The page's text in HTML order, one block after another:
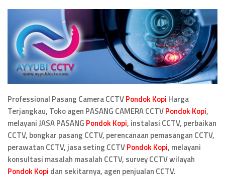
Professional Pasang Camera CCTVPondok Kopi Harga
Terjangkau, Toko agen PASANG CAMERA CCTVPondok Kopi,
melayani JASA PASANG Pondok Kopi, instalasi CCTV, perbaikan
CCTV, bongkar pasang CCTV, perencanaan pemasangan CCTV,
perawatan CCTV, jasa seting CCTVPondok Kopi, melayani
konsultasi masalah masalah CCTV, survey CCTV wilayah
Pondok Kopi dan sekitarnya, agen penjualan CCTV.